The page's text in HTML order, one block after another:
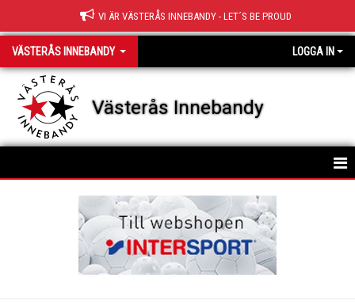
VI ÄR VÄSTERÅS INNEBANDY - LET´S BE PROUD
VÄSTERÅS INNEBANDY LOGGA IN
Västerås Innebandy